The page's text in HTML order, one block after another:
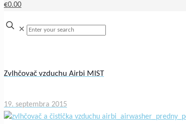
€0.00
✕
Zvlhčovač vzduchu Airbi MIST
19. septembra 2015